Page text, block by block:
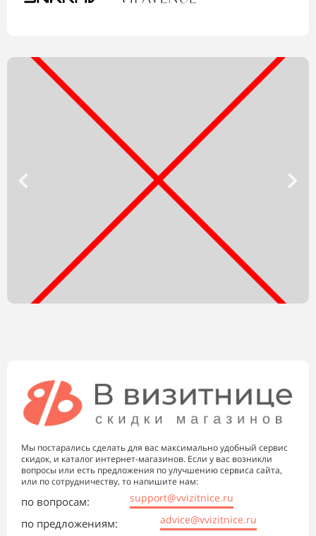
Мы постарались сделать для вас максимально удобный сервис
скидок, и каталог интернет-магазинов. Если у вас возникли
вопросы или есть предложения по улучшению сервиса сайта,
или по сотрудничеству, то напишите нам:
по вопросам: support@vvizitnice.ru
по предложениям: advice@vvizitnice.ru